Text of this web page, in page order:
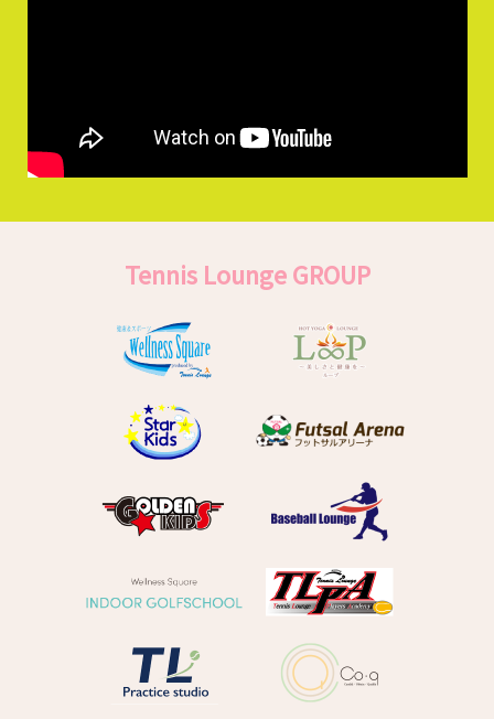
Tennis Lounge GROUP